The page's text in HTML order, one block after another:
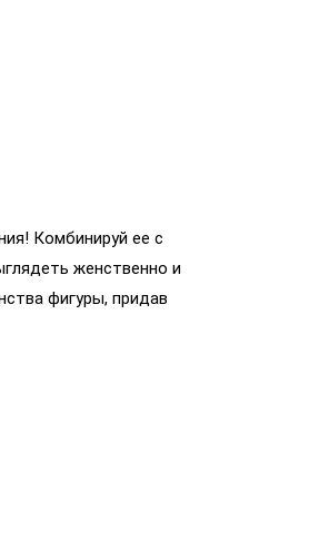
Комбинируй ее с
женственно и
фигуры, придав